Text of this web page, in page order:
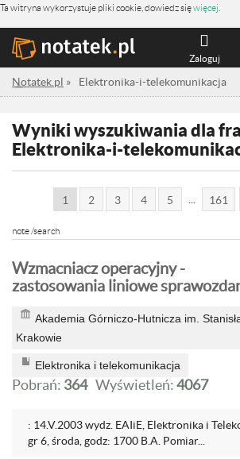
Ta witryna wykorzystuje pliki cookie, dowiedz sięwięcej
Zaloguj
Notatek.pl » Elektronika-i-telekomunikacja
Wyniki wyszukiwania dla
Elektronika-i-
1 2 3 4 5 161
note /search
Wzmacniacz operacyjny -
zastosowania liniowe
Akademia Górniczo-Hutnicza im.
Krakowie
Elektronika i telekomunikacja
Pobrań: 364 Wyświetleń:4067
: 14.V.2003 wydz. EAIiE, Elektronika i
gr 6, środa, godz: 1700 B.A. Pomiar...